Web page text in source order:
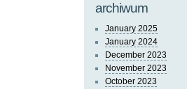
archiwum
January 2025
January 2024
December 2023
November 2023
October 2023